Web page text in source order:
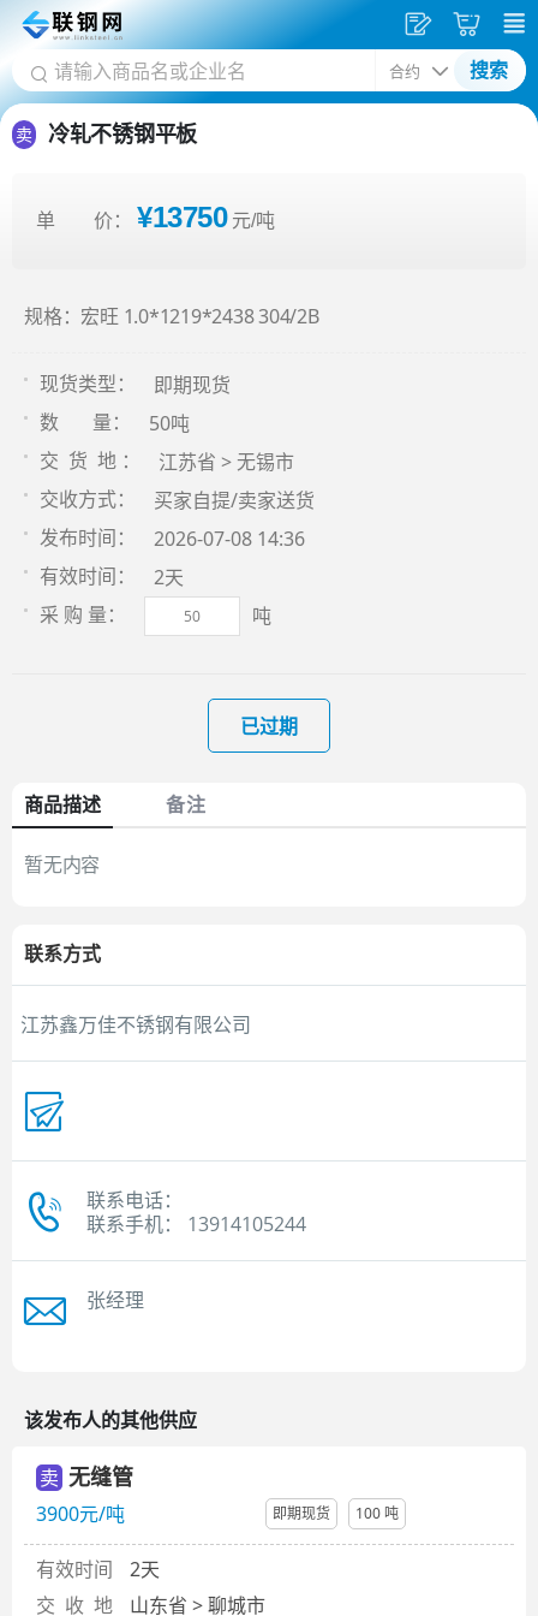
搜索
发
供
采
购
卖 冷轧不锈钢平板
单 价： ¥13750 元/吨
规格：宏旺 1.0*1219*2438 304/2B
现货类型： 即期现货
数 量： 50吨
交 货 地 ： 江苏省 > 无锡市
交收方式： 买家自提/卖家送货
发布时间： 2026-07-08 14:36
有效时间： 2天
采 购 量： 吨
已过期
商品描述 备注
暂无内容
联系方式
江苏鑫万佳不锈钢有限公司
联系电话：
联系手机： 13914105244
张经理
该发布人的其他供应
卖 无缝管
3900元/吨 即期现货 100 吨
有效时间
2天
交 收 地
山东省 > 聊城市